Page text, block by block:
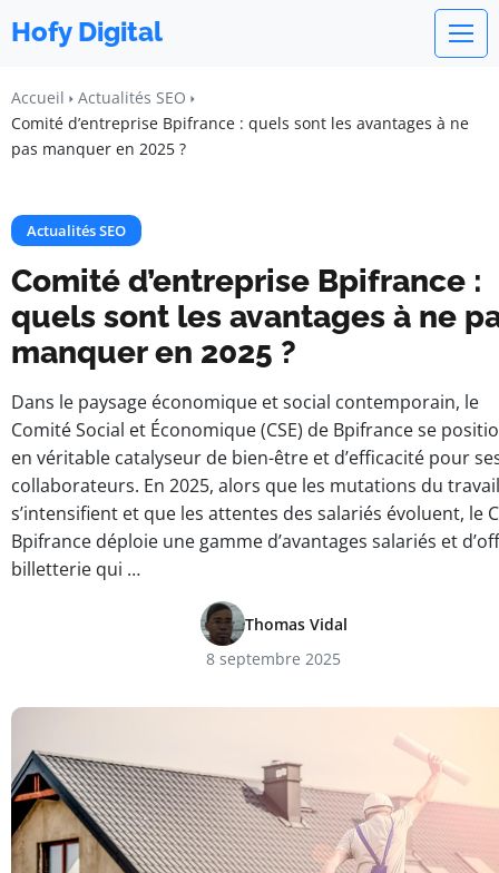
Hofy Digital
Accueil
Actualités SEO
Comité d’entreprise Bpifrance : quels sont les avantages à ne
pas manquer en 2025 ?
Actualités SEO
Comité d’entreprise Bpifrance :
quels sont les avantages à ne
manquer en 2025 ?
Dans le paysage économique et social contemporain, le
Comité Social et Économique (CSE) de Bpifrance se
en véritable catalyseur de bien-être et d’efficacité pour
collaborateurs. En 2025, alors que les mutations du travail
s’intensifient et que les attentes des salariés évoluent, le
Bpifrance déploie une gamme d’avantages salariés et
billetterie qui …
Thomas Vidal
8 septembre 2025